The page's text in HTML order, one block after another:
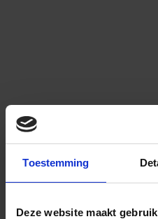
Toestemming
Deze website maakt